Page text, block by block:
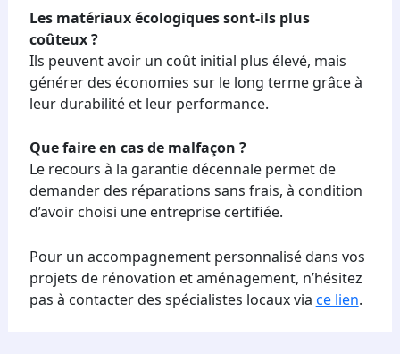
Les matériaux écologiques sont-ils plus
coûteux ?
Ils peuvent avoir un coût initial plus élevé, mais
générer des économies sur le long terme grâce à
leur durabilité et leur performance.
Que faire en cas de malfaçon ?
Le recours à la garantie décennale permet de
demander des réparations sans frais, à condition
d’avoir choisi une entreprise certifiée.
Pour un accompagnement personnalisé dans vos
projets de rénovation et aménagement, n’hésitez
pas à contacter des spécialistes locaux via ce lien.